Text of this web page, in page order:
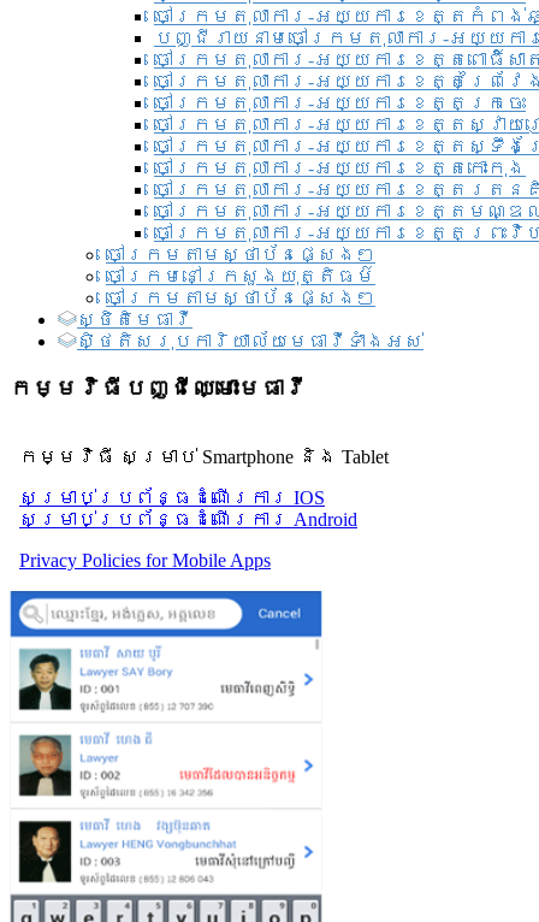
ចៅក្រមតុលាការ-អយ្យការខេត្តកំពង់
បញ្ជីរាយនាមចៅក្រមតុលាការ-អយ្យក
ចៅក្រមតុលាការ-អយ្យការខេត្តពោធិ៍សា
ចៅក្រមតុលាការ-អយ្យការខេត្តព្រៃវែ
ចៅក្រមតុលាការ-អយ្យការខេត្តក្រចេះ
ចៅក្រមតុលាការ-អយ្យការខេត្តស្វាយ
ចៅក្រមតុលាការ-អយ្យការខេត្តស្ទឹង
ចៅក្រមតុលាការ-អយ្យការខេត្តកោះកុង
ចៅក្រមតុលាការ-អយ្យការខេត្តរតន
ចៅក្រមតុលាការ-អយ្យការខេត្តមណ្
ចៅក្រមតុលាការ-អយ្យការខេត្តព្រះវិហ
ចៅក្រមតាមស្ថាប័នផ្សេងៗ
ចៅក្រមនៅក្រសួងយុត្តិធម៌
ចៅក្រមតាមស្ថាប័នផ្សេងៗ
ស្ថិតិមេធាវី
សិ្ថតិសរុបការិយាល័យមេធាវីទាំងអស់​
កម្មវិធីបញ្ជីឈ្មោះមេធាវី
កម្មវិធី សម្រាប់ Smartphone និង Tablet
សម្រាប់​ប្រព័ន្ធដំណើរការ IOS
សម្រាប់​ប្រព័ន្ធដំណើរការ Android
Privacy Policies for Mobile Apps